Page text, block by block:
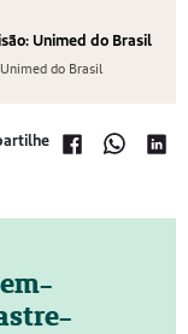
Unimed do Brasil
do Brasil